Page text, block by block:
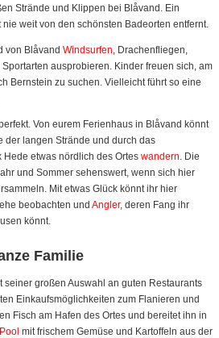
Strände und Klippen bei Blåvand. Ein
weit von den schönsten Badeorten entfernt.
von Blåvand Windsurfen , Drachenfliegen,
ausprobieren. Kinder freuen sich, am
Bernstein zu suchen. Vielleicht führt so eine
Von eurem Ferienhaus in Blåvand könnt
der langen Strände und durch das
etwas nördlich des Ortes wandern . Die
und Sommer sehenswert, wenn sich hier
Mit etwas Glück könnt ihr hier
beobachten und Angler, deren Fang ihr
könnt.
Familie
seiner großen Auswahl an guten Restaurants
Einkaufsmöglichkeiten zum Flanieren und
Fisch am Hafen des Ortes und bereitet ihn in
mit frischem Gemüse und Kartoffeln aus der